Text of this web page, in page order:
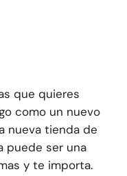
que quieres
como un nuevo
nueva tienda de
puede ser una
y te importa.